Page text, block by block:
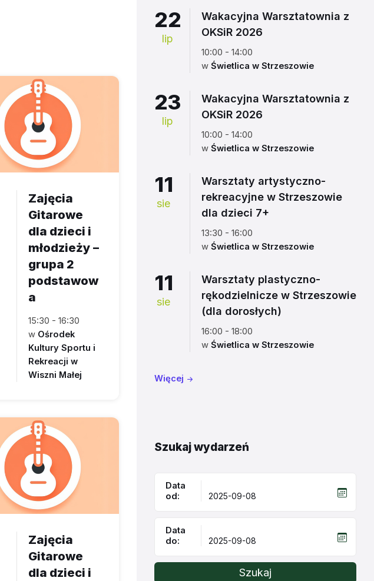
Zajęcia
Gitarowe
dla dzieci i
młodzieży –
grupa 2
podstawow
a
15:30 - 16:30
w Ośrodek
Kultury Sportu i
Rekreacji w
Wiszni Małej
Zajęcia
Gitarowe
dla dzieci i
22
lip
Wakacyjna Warsztatownia z
OKSiR 2026
10:00 - 14:00
w Świetlica w Strzeszowie
23
lip
Wakacyjna Warsztatownia z
OKSiR 2026
10:00 - 14:00
w Świetlica w Strzeszowie
11
sie
Warsztaty artystyczno-
rekreacyjne w Strzeszowie
dla dzieci 7+
13:30 - 16:00
w Świetlica w Strzeszowie
11
sie
Warsztaty plastyczno-
rękodzielnicze w Strzeszowie
(dla dorosłych)
16:00 - 18:00
w Świetlica w Strzeszowie
Więcej
Szukaj wydarzeń
Data
od:
Data
do:
Szukaj